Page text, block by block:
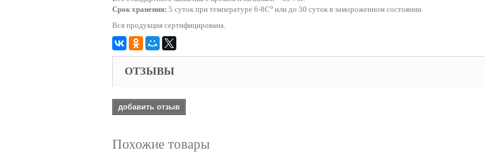
Срок хранения: 5 суток при температуре 6-8Сo или до 30 суток в замороженном состоянии.
Вся продукция сертифицирована.
ОТЗЫВЫ
добавить отзыв
Похожие товары